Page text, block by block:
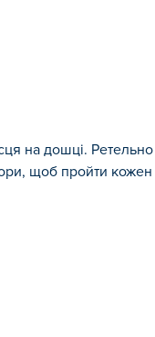
на дошці. Ретельно
щоб пройти кожен